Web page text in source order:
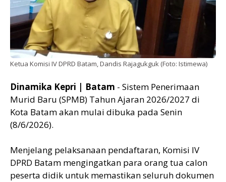
Ketua Komisi IV DPRD Batam, Dandis Rajagukguk (Foto: Istimewa)
Dinamika Kepri | Batam - Sistem Penerimaan
Murid Baru (SPMB) Tahun Ajaran 2026/2027 di
Kota Batam akan mulai dibuka pada Senin
(8/6/2026).
Menjelang pelaksanaan pendaftaran, Komisi IV
DPRD Batam mengingatkan para orang tua calon
peserta didik untuk memastikan seluruh dokumen